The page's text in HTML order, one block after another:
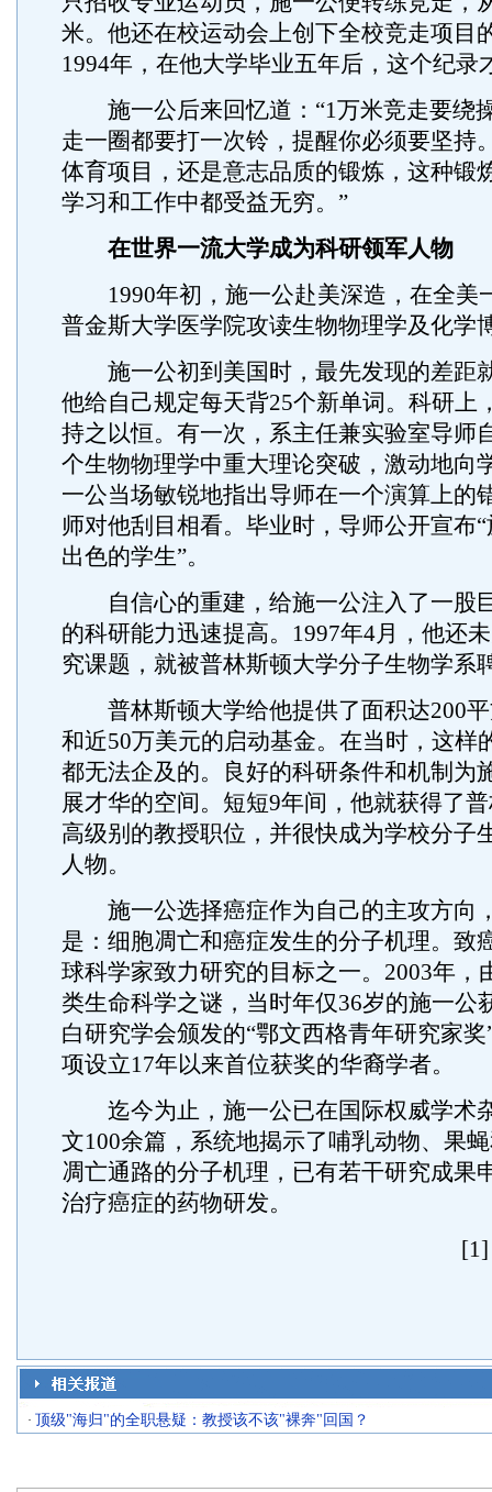
米。他还在校运动会上创下全校竞走项目
1994年，在他大学毕业五年后，这个纪录
施一公后来回忆道：“1万米竞走要绕
走一圈都要打一次铃，提醒你必须要坚持
体育项目，还是意志品质的锻炼，这种锻
学习和工作中都受益无穷。”
在世界一流大学成为科研领军人物
1990年初，施一公赴美深造，在全美
普金斯大学医学院攻读生物物理学及化学
施一公初到美国时，最先发现的差距
他给自己规定每天背25个新单词。科研上
持之以恒。有一次，系主任兼实验室导师
个生物物理学中重大理论突破，激动地向
一公当场敏锐地指出导师在一个演算上的
师对他刮目相看。毕业时，导师公开宣布
出色的学生”。
自信心的重建，给施一公注入了一股
的科研能力迅速提高。1997年4月，他还
究课题，就被普林斯顿大学分子生物学系
普林斯顿大学给他提供了面积达200平
和近50万美元的启动基金。在当时，这样
都无法企及的。良好的科研条件和机制为
展才华的空间。短短9年间，他就获得了
高级别的教授职位，并很快成为学校分子
人物。
施一公选择癌症作为自己的主攻方向
是：细胞凋亡和癌症发生的分子机理。致
球科学家致力研究的目标之一。2003年，
类生命科学之谜，当时年仅36岁的施一公
白研究学会颁发的“鄂文西格青年研究家
项设立17年以来首位获奖的华裔学者。
迄今为止，施一公已在国际权威学术
文100余篇，系统地揭示了哺乳动物、果
凋亡通路的分子机理，已有若干研究成果
治疗癌症的药物研发。
· 顶级"海归"的全职悬疑：教授该不该"裸奔"回国？